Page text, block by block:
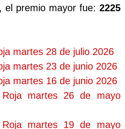
el premio mayor fue: 2225
martes 28 de julio 2026
martes 23 de junio 2026
martes 16 de junio 2026
martes 26 de mayo
martes 19 de mayo